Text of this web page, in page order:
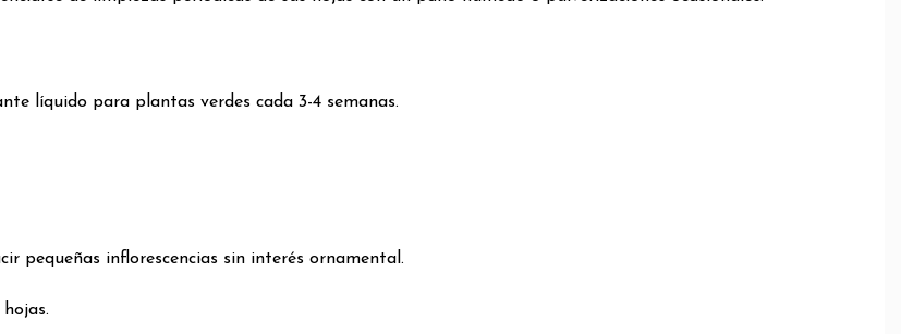
líquido para plantas verdes cada 3-4 semanas.
pequeñas inflorescencias sin interés ornamental.